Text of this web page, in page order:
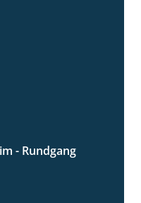
6:03
- Rundgang